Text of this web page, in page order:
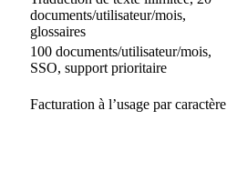
documents/utilisateur/mois,
glossaires
100 documents/utilisateur/mois,
SSO, support prioritaire
Facturation à l’usage par caractère